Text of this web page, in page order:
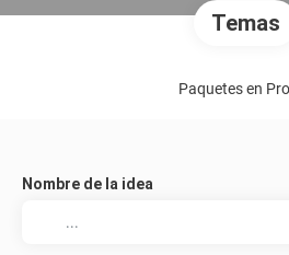
Temas
Paquetes en
Nombre de la idea